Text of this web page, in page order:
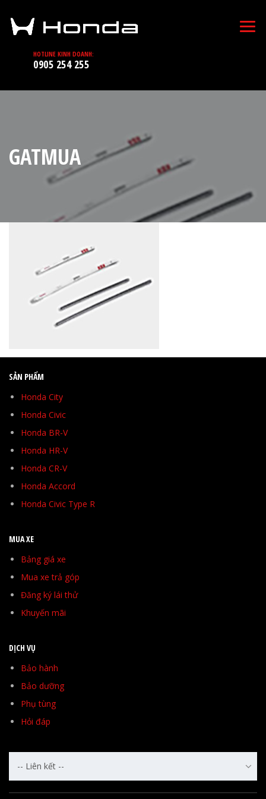
HOTLINE KINH DOANH:
0905 254 255
GATMUA
SẢN PHẨM
Honda City
Honda Civic
Honda BR-V
Honda HR-V
Honda CR-V
Honda Accord
Honda Civic Type R
MUA XE
Bảng giá xe
Mua xe trả góp
Đăng ký lái thử
Khuyến mãi
DỊCH VỤ
Bảo hành
Bảo dưỡng
Phụ tùng
Hỏi đáp
-- Liên kết --